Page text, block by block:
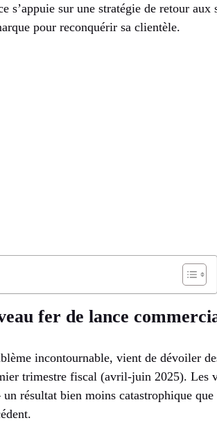
s’appuie sur une stratégie de retour
pour reconquérir sa clientèle.
fer de lance
incontournable, vient de dévoiler
trimestre fiscal (avril-juin 2025). Les
un résultat bien moins catastrophique que